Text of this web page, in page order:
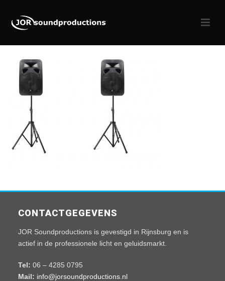
CONTACTGEGEVENS
JOR Soundproductions is gevestigd in Rijnsburg en is
actief in de professionele licht en geluidsmarkt.
Tel: 06 – 4285 0795
Mail: info@jorsoundproductions.nl